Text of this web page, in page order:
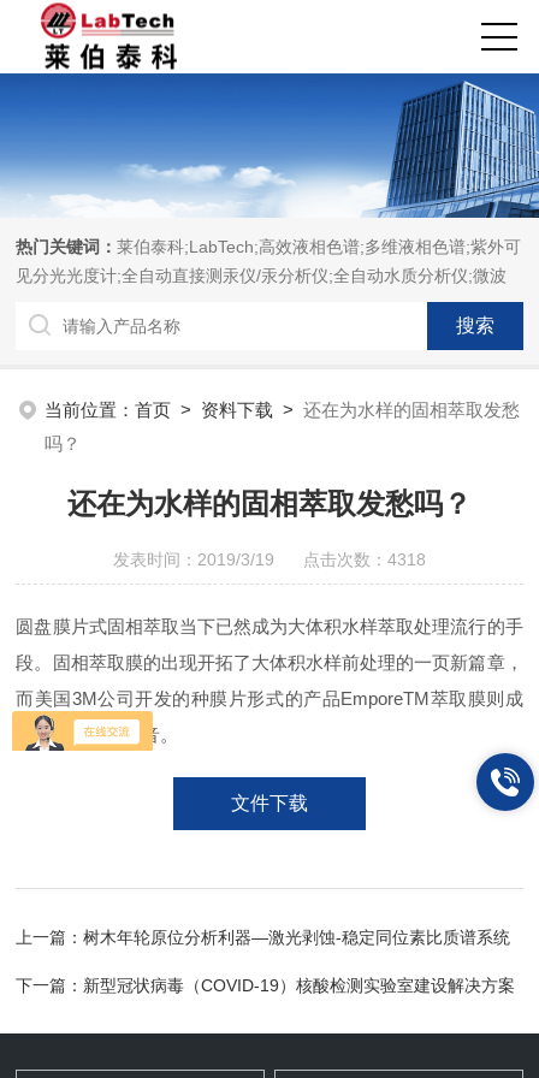
热门关键词：莱伯泰科;LabTech;高效液相色谱;多维液相色谱;紫外可
见分光光度计;全自动直接测汞仪/汞分析仪;全自动水质分析仪;微波
消解萃取系统;微波合成系统;微波灰化磺化系统;全自动固相萃取系
统;Dryvap全自动溶剂蒸发系统;激光固体烧蚀进样系统;循环水冷却
设计与工程;通风柜;化学安全柜;AAICPICP-MSUV-VISHPLC耗材和
配件
当前位置：首页 > 资料下载 >还在为水样的固相萃取发愁
吗？
还在为水样的固相萃取发愁吗？
发表时间：2019/3/19 点击次数：4318
圆盘膜片式固相萃取当下已然成为大体积水样萃取处理流行的手
段。固相萃取膜的出现开拓了大体积水样前处理的一页新篇章，
而美国3M公司开发的种膜片形式的产品EmporeTM萃取膜则成
为这一技术的强音。
文件下载
上一篇：树木年轮原位分析利器—激光剥蚀-稳定同位素比质谱系统
下一篇： 新型冠状病毒（COVID-19）核酸检测实验室建设解决方案